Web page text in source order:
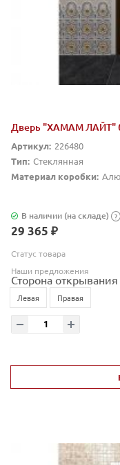
Дверь "ХАМАМ ЛАЙТ"
Артикул: 226480
Тип: Стеклянная
Материал коробки:
В наличии (на складе) ?
29 365 ₽
Статус товара
Наши предложения
Сторона открывания
Левая Правая